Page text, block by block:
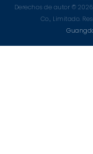
Derechos de autor ©
Co., Limitado.